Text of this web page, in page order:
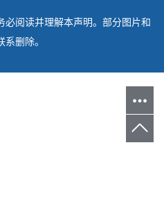
必阅读并理解本声明。部分图片和
删除。